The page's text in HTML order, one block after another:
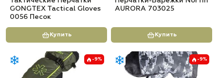
GONGTEX Tactical Gloves
0056 Песок
Купить
AURORA 703025
Купить
-9% -9%